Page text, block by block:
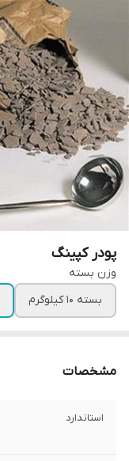
پودر کپینگ
وزن بسته
بسته 10 کیلوگرم
مشخصات
استاندارد